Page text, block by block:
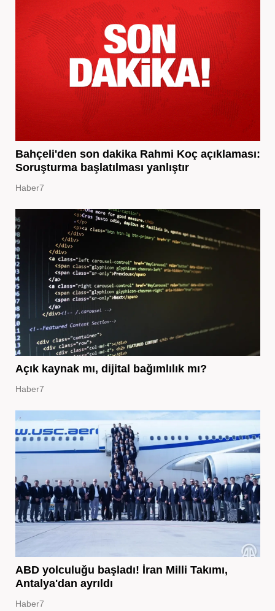
Bahçeli'den son dakika Rahmi Koç açıklaması:
Soruşturma başlatılması yanlıştır
Haber7
Açık kaynak mı, dijital bağımlılık mı?
Haber7
ABD yolculuğu başladı! İran Milli Takımı,
Antalya'dan ayrıldı
Haber7